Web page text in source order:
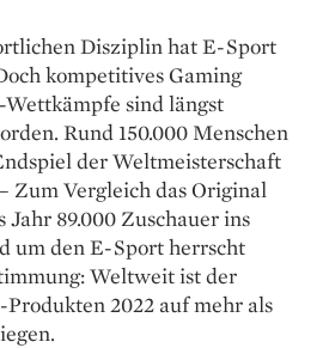
Disziplin hat E-Sport
kompetitives Gaming
sind längst
Rund 150.000 Menschen
der Weltmeisterschaft
Zum Vergleich das Original
Jahr 89.000 Zuschauer ins
um den E-Sport herrscht
Weltweit ist der
2022 auf mehr als